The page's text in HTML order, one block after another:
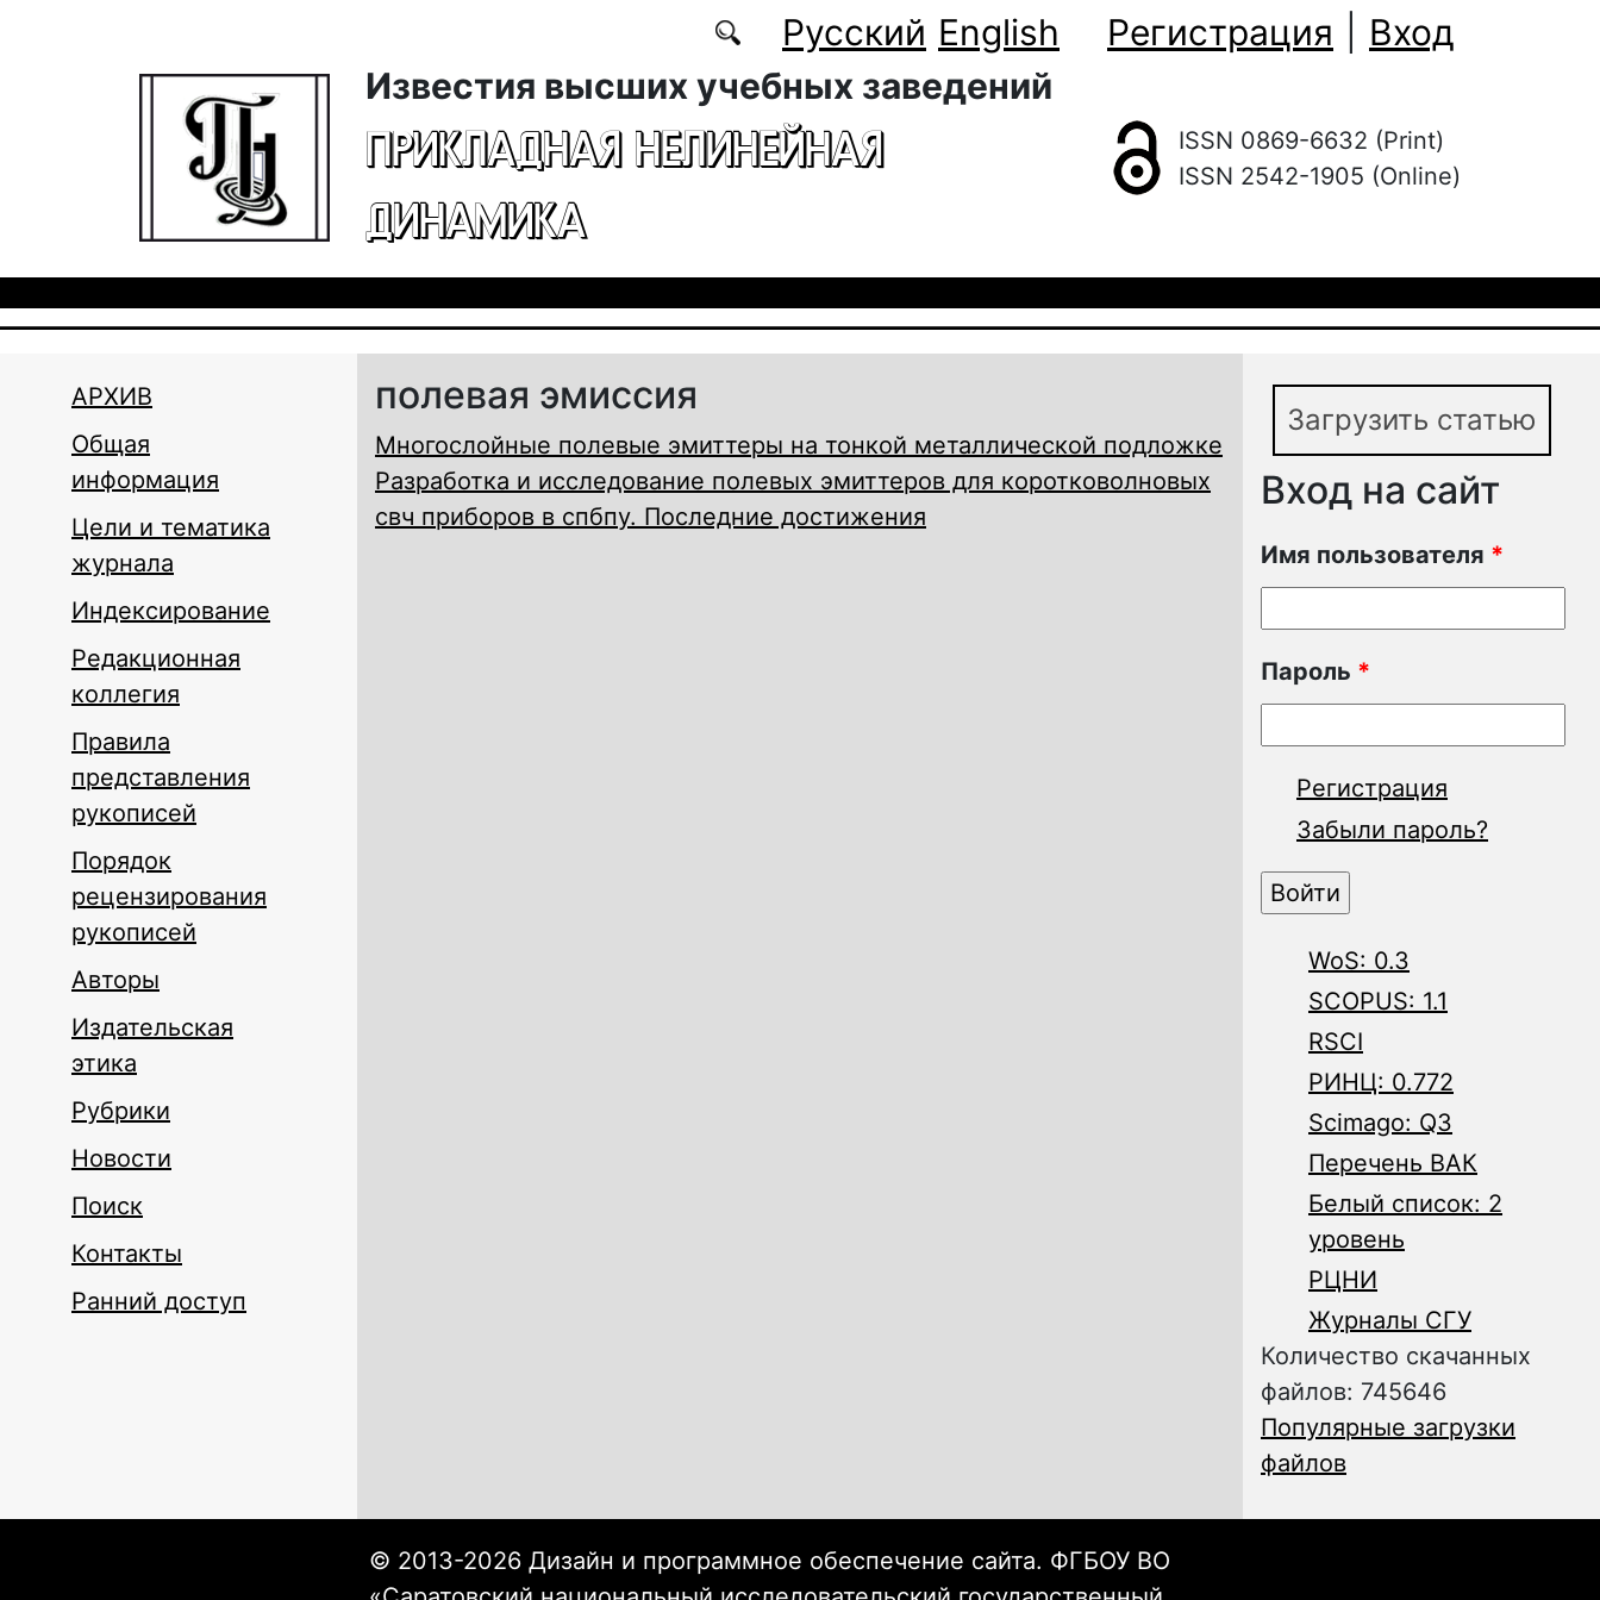
Русский English Регистрация
Вход
Известия высших учебных заведений
ПРИКЛАДНАЯ НЕЛИНЕЙНАЯ
ДИНАМИКА
ISSN 0869-6632 (Print)
ISSN 2542-1905 (Online)
АРХИВ
Общая
информация
Цели и тематика
журнала
Индексирование
Редакционная
коллегия
Правила
представления
рукописей
Порядок
рецензирования
рукописей
Авторы
Издательская
этика
Рубрики
Новости
Поиск
Контакты
Ранний доступ
полевая эмиссия
Многослойные полевые эмиттеры на тонкой металлической подложке
Разработка и исследование полевых эмиттеров для коротковолновых
свч приборов в спбпу. Последние достижения
Загрузить статью
Вход на сайт
Имя пользователя *
Пароль *
Регистрация
Забыли пароль?
WoS: 0.3
SCOPUS: 1.1
RSCI
РИНЦ: 0.772
Scimago: Q3
Перечень ВАК
Белый список: 2
уровень
РЦНИ
Журналы СГУ
Количество скачанных
файлов: 745646
Популярные загрузки
файлов
© 2013-2026 Дизайн и программное обеспечение сайта. ФГБОУ ВО